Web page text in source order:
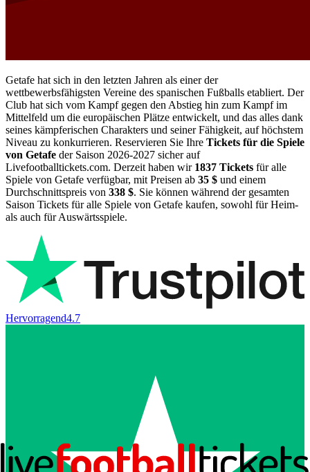
Getafe hat sich in den letzten Jahren als einer der
wettbewerbsfähigsten Vereine des spanischen Fußballs etabliert. Der
Club hat sich vom Kampf gegen den Abstieg hin zum Kampf im
Mittelfeld um die europäischen Plätze entwickelt, und das alles dank
seines kämpferischen Charakters und seiner Fähigkeit, auf höchstem
Niveau zu konkurrieren. Reservieren Sie Ihre Tickets für die Spiele
von Getafe der Saison 2026-2027 sicher auf
Livefootballtickets.com. Derzeit haben wir 1837 Tickets für alle
Spiele von Getafe verfügbar, mit Preisen ab 35 $ und einem
Durchschnittspreis von 338 $. Sie können während der gesamten
Saison Tickets für alle Spiele von Getafe kaufen, sowohl für Heim-
als auch für Auswärtsspiele.
Hervorragend4.7